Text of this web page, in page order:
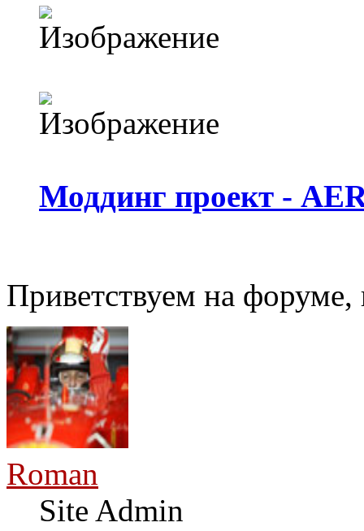
Моддинг проект -
Приветствуем на
Roman
Site Admin